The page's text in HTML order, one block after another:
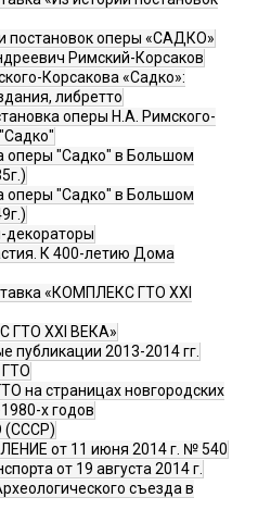
постановок оперы «САДКО»
Римский-Корсаков
Корсакова «Садко»:
либретто
оперы Н.А. Римского-
оперы "Садко" в Большом
оперы "Садко" в Большом
декораторы
К 400-летию Дома
«КОМПЛЕКС ГТО XXI
ГТО XXI ВЕКА»
публикации 2013-2014 гг.
ГТО
на страницах новгородских
х годов
(СССР)
от 11 июня 2014 г. № 540
от 19 августа 2014 г.
съезда в